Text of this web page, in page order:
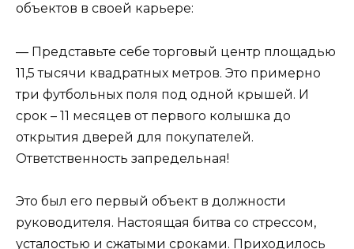
объектов в своей карьере:
— Представьте себе торговый центр площадью
11,5 тысячи квадратных метров. Это примерно
три футбольных поля под одной крышей. И
срок – 11 месяцев от первого колышка до
открытия дверей для покупателей.
Ответственность запредельная!
Это был его первый объект в должности
руководителя. Настоящая битва со стрессом,
усталостью и сжатыми сроками. Приходилось